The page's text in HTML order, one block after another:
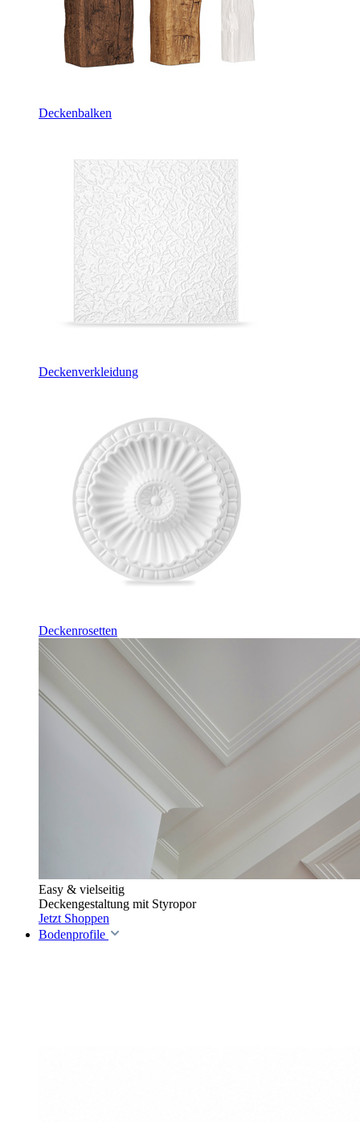
Deckenbalken
Deckenverkleidung
Deckenrosetten
Easy & vielseitig
Deckengestaltung mit Styropor
Jetzt Shoppen
Bodenprofile